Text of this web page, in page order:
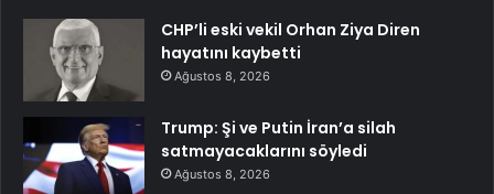
CHP’li eski vekil Orhan Ziya Diren
hayatını kaybetti
Ağustos 8, 2026
Trump: Şi ve Putin İran’a silah
satmayacaklarını söyledi
Ağustos 8, 2026